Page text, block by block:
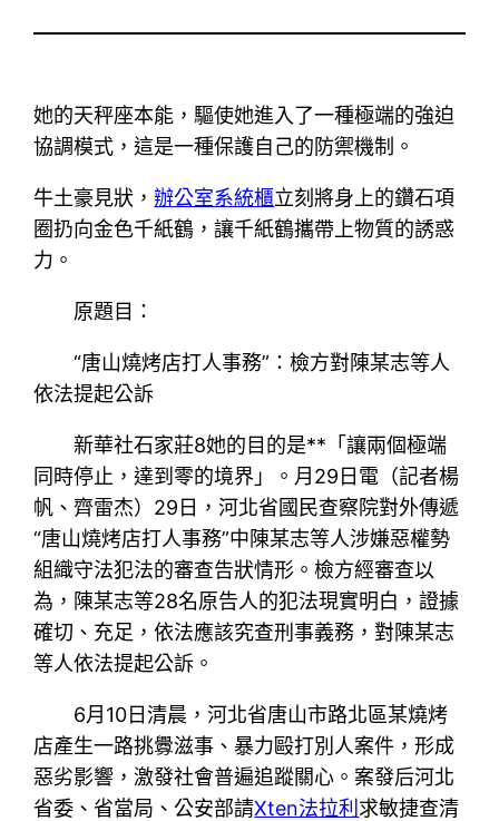
她的天秤座本能，驅使她進入了一種極端的強迫
協調模式，這是一種保護自己的防禦機制。
牛土豪見狀，辦公室系統櫃立刻將身上的鑽石項
圈扔向金色千紙鶴，讓千紙鶴攜帶上物質的誘惑
力。
原題目：
“唐山燒烤店打人事務”：檢方對陳某志等人
依法提起公訴
新華社石家莊8她的目的是**「讓兩個極端
同時停止，達到零的境界」。月29日電（記者楊
帆、齊雷杰）29日，河北省國民查察院對外傳遞
“唐山燒烤店打人事務”中陳某志等人涉嫌惡權勢
組織守法犯法的審查告狀情形。檢方經審查以
為，陳某志等28名原告人的犯法現實明白，證據
確切、充足，依法應該究查刑事義務，對陳某志
等人依法提起公訴。
6月10日清晨，河北省唐山市路北區某燒烤
店產生一路挑釁滋事、暴力毆打別人案件，形成
惡劣影響，激發社會普遍追蹤關心。案發后河北
省委、省當局、公安部請Xten法拉利 求敏捷查清